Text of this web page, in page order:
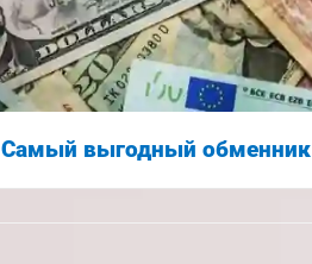
Самый выгодный обменник